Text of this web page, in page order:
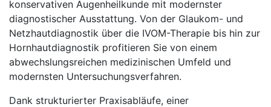
konservativen Augenheilkunde mit modernster
diagnostischer Ausstattung. Von der Glaukom- und
Netzhautdiagnostik über die IVOM-Therapie bis hin zur
Hornhautdiagnostik profitieren Sie von einem
abwechslungsreichen medizinischen Umfeld und
modernsten Untersuchungsverfahren.
Dank strukturierter Praxisabläufe, einer